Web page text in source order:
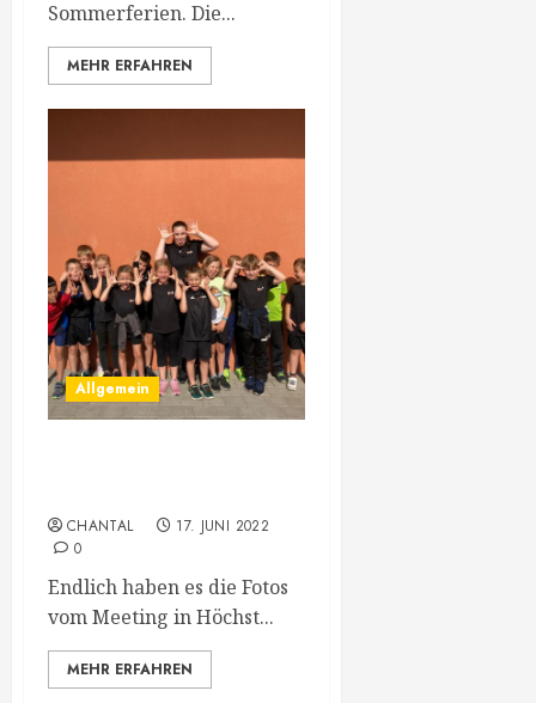
Sommerferien. Die...
MEHR ERFAHREN
Allgemein
CHANTAL
17. JUNI 2022
0
Endlich haben es die Fotos
vom Meeting in Höchst...
MEHR ERFAHREN